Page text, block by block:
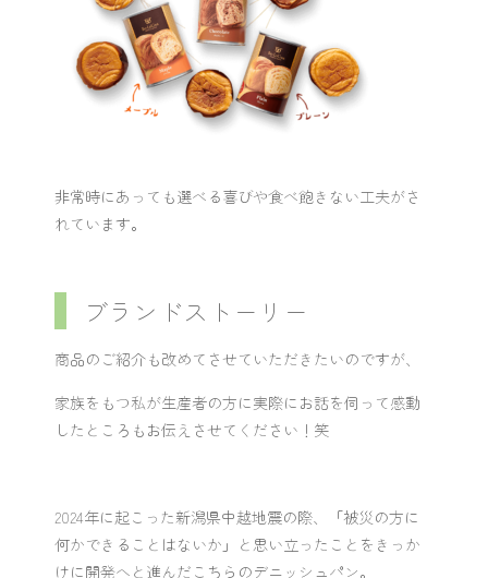
非常時にあっても選べる喜びや食べ飽きない工夫がさ
れています。
ブランドストーリー
商品のご紹介も改めてさせていただきたいのですが、
家族をもつ私が生産者の方に実際にお話を伺って感動
したところもお伝えさせてください！笑
2024年に起こった新潟県中越地震の際、「被災の方に
何かできることはないか」と思い立ったことをきっか
けに開発へと進んだこちらのデニッシュパン。